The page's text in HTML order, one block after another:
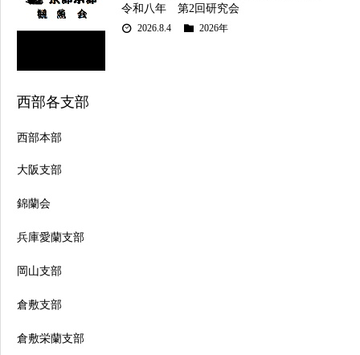
令和八年 第2回研究会
2026.8.4 2026年
西部各支部
西部本部
大阪支部
錦蘭会
兵庫愛蘭支部
岡山支部
倉敷支部
倉敷栄蘭支部